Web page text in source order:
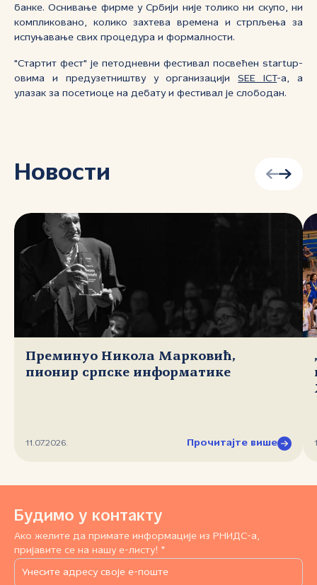
банке. Оснивање фирме у Србији није толико ни скупо, ни
компликовано, колико захтева времена и стрпљења за
испуњавање свих процедура и формалности.
"Стартит фест" је петодневни фестивал посвећен startup-
овима и предузетништву у организацијиSEE ICT -a, а
улазак за посетиоце на дебату и фестивал је слободан.
Новости
Преминуо Никола Марковић,
пионир српске информатике
11.07.2026. Прочитајте више
Будимо у контакту
Ако желите да примате информације из РНИДС-а,
пријавите се на нашу е-листу! *